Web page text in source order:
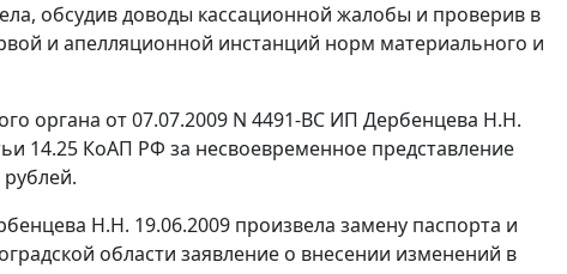
обсудив доводы кассационной жалобы и проверив в
и апелляционной инстанций норм материального и
органа от 07.07.2009 N 4491-ВС ИП Дербенцева Н.Н.
14.25 КоАП РФ за несвоевременное представление
Н.Н. 19.06.2009 произвела замену паспорта и
области заявление о внесении изменений в